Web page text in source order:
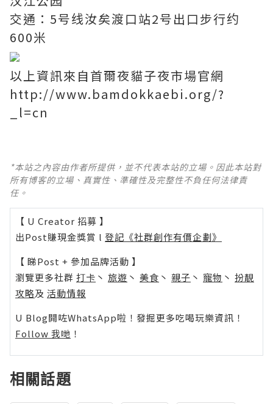
交通：5号线汝矣渡口站2号出口步行约
600米
以上資訊來自首爾夜貓子夜市場官網
http://www.bamdokkaebi.org/?
_l=cn
*本站之內容由作者所提供，並不代表本站的立場。因此本站對
所有博客的立場、真實性、準確性及完整性不負任何法律責
任。
【 U Creator 招募 】
出Post賺現金獎賞 l 登記《社群創作有價企劃》
【 睇Post + 參加品牌活動 】
瀏覽更多社群 打卡 丶 旅遊 丶 美食 丶 親子 丶 寵物 丶 扮靚
攻略及 活動情報
U Blog開咗WhatsApp啦！發掘更多吃喝玩樂資訊！
Follow 我哋 ！
相關話題